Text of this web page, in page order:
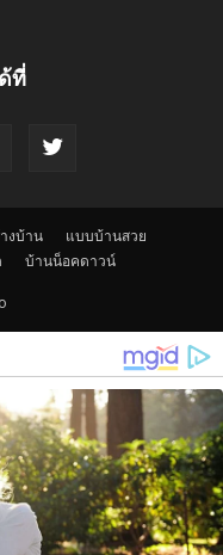
ที่
งบ้าน
แบบบ้านสวย
บ้านน็อคดาวน์